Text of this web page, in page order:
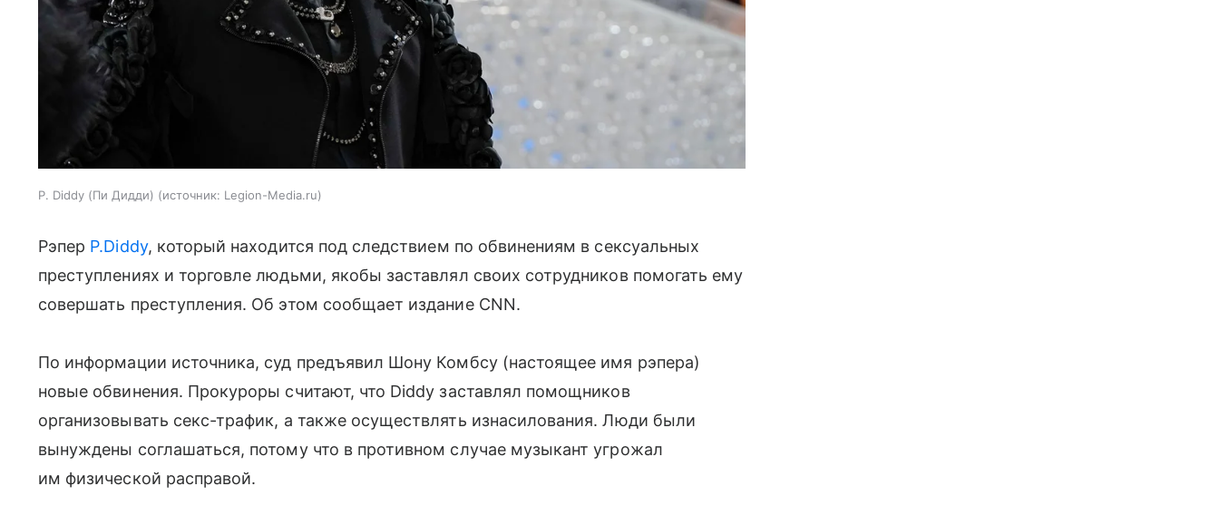
P. Diddy (Пи Дидди) источник: Legion-Media.ru
Рэпер P.Diddy, который находится под следствием по обвинениям в сексуальных
преступлениях и торговле людьми, якобы заставлял своих сотрудников помогать ему
совершать преступления. Об этом сообщает издание CNN.
По информации источника, суд предъявил Шону Комбсу (настоящее имя рэпера)
новые обвинения. Прокуроры считают, что Diddy заставлял помощников
организовывать секс-трафик, а также осуществлять изнасилования. Люди были
вынуждены соглашаться, потому что в противном случае музыкант угрожал
им физической расправой.